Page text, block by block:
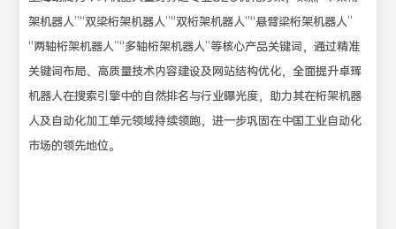
架机器人”“双梁桁架机器人”“双桁架机器人”“悬臂梁桁架机器人”
“两轴桁架机器人”“多轴桁架机器人”等核心产品关键词，通过精准
关键词布局、高质量技术内容建设及网站结构优化，全面提升卓珲
机器人在搜索引擎中的自然排名与行业曝光度，助力其在桁架机器
人及自动化加工单元领域持续领跑，进一步巩固在中国工业自动化
市场的领先地位。